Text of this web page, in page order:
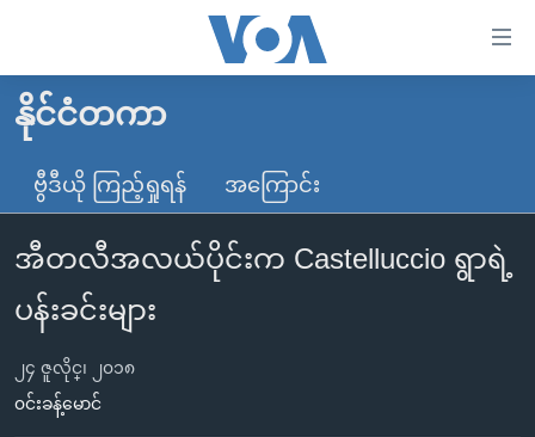
လွယ်ကူ
စေ
သည့်
Link
များ
ပင်မ
သို့
ကျော်
မူလစာမျက်နှာ
မြန်မာ
ကမ္ဘာ့သတင်းများ
နိုင်ငံတကာ
အမေရိကန်
အစ္စရေး-ပါလက်စတိုင်း
ဗွီဒီယို
သတင်းလွတ်လပ်ခွင့်
ရပ်ဝန်းတခု လမ်းတခု အလွန်
အင်္ဂလိပ်စာလေ့လာမယ်
နိုင်ငံတကာ
ဗွီဒီယို ကြည့်ရှုရန် အကြောင်း
အီတလီအလယ်ပိုင်းက Castelluccio ရွာရဲ့
ပန်းခင်းများ
၂၄ ဇူလိုင္၊ ၂၀၁၈
၀င်းခန့်မောင်